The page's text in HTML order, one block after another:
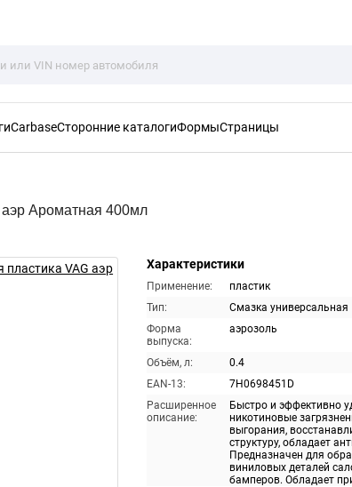
CarbaseСторонние каталогиФормыСтраницы
аэр Ароматная 400мл
Характеристики
Применение:
пластик
Тип:
Смазка универсальная
Форма
выпуска:
аэрозоль
Объём, л:
0.4
EAN-13:
7H0698451D
Расширенное
описание:
Быстро и эффективно
никотиновые
выгорания,
структуру, обладает
Предназначен для
виниловых деталей
бамперов. Обладает